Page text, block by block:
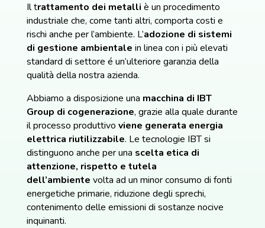
Il trattamento dei metalli è un procedimento
industriale che, come tanti altri, comporta costi e
rischi anche per l’ambiente. L’adozione di sistemi
di gestione ambientale in linea con i più elevati
standard di settore é un’ulteriore garanzia della
qualità della nostra azienda.
Abbiamo a disposizione una macchina di IBT
Group di cogenerazione, grazie alla quale durante
il processo produttivo viene generata energia
elettrica riutilizzabile. Le tecnologie IBT si
distinguono anche per una scelta etica di
attenzione, rispetto e tutela
dell’ambiente volta ad un minor consumo di fonti
energetiche primarie, riduzione degli sprechi,
contenimento delle emissioni di sostanze nocive
inquinanti.